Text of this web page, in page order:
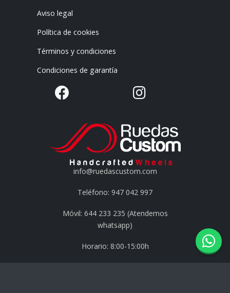
Aviso legal
Política de cookies
Términos y condiciones
Condiciones de garantía
info@ruedascustom.com
Teléfono: 947 042 997
Móvil: 644 233 235 (Atendemos
whatsapp)
Horario: 8:00-15:00h